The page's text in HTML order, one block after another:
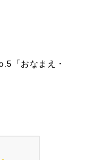
「おなまえ・